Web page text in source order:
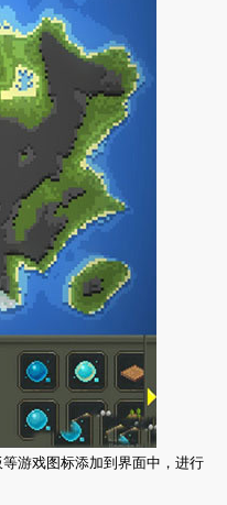
游戏图标添加到界面中，进行